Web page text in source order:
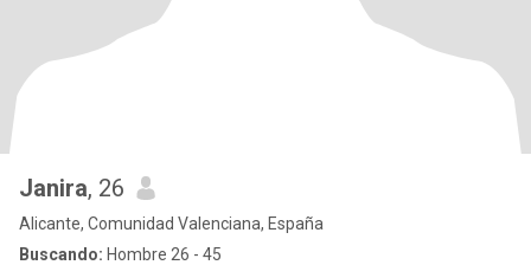
Janira, 26
Alicante, Comunidad Valenciana, España
Buscando: Hombre 26 - 45